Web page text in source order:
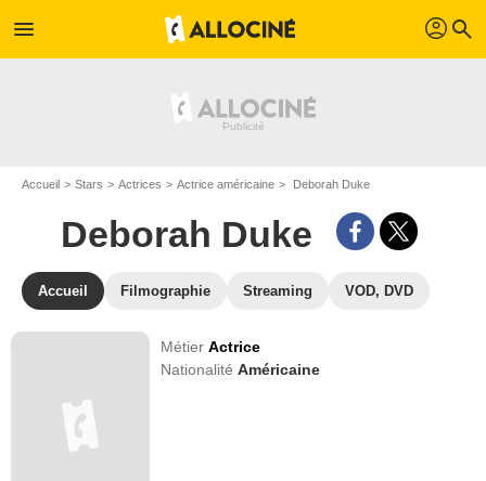
menu profil search
Accueil Stars Actrices Actrice américaine Deborah Duke
Deborah Duke
Accueil Filmographie Streaming VOD, DVD
MétierActrice
NationalitéAméricaine